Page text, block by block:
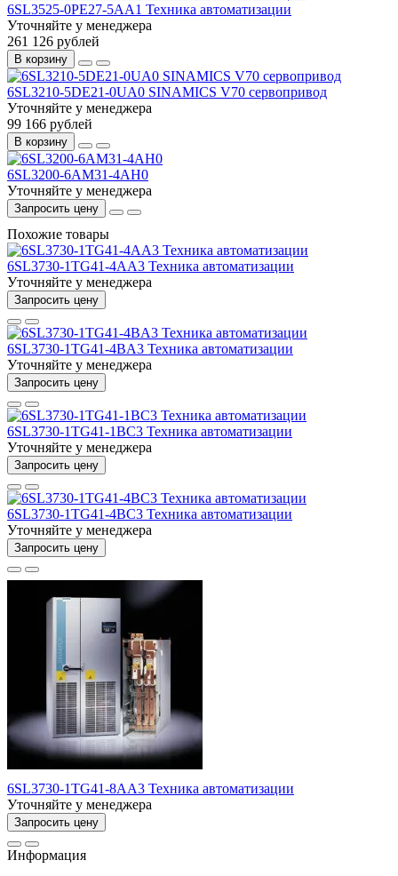
6SL3525-0PE27-5AA1 Техника автоматизации
Уточняйте у менеджера
261 126 рублей
В корзину
6SL3210-5DE21-0UA0 SINAMICS V70 сервопривод
Уточняйте у менеджера
99 166 рублей
В корзину
6SL3200-6AM31-4AH0
Уточняйте у менеджера
Запросить цену
Похожие товары
6SL3730-1TG41-4AA3 Техника автоматизации
Уточняйте у менеджера
Запросить цену
6SL3730-1TG41-4BA3 Техника автоматизации
Уточняйте у менеджера
Запросить цену
6SL3730-1TG41-1BC3 Техника автоматизации
Уточняйте у менеджера
Запросить цену
6SL3730-1TG41-4BC3 Техника автоматизации
Уточняйте у менеджера
Запросить цену
6SL3730-1TG41-8AA3 Техника автоматизации
Уточняйте у менеджера
Запросить цену
Информация